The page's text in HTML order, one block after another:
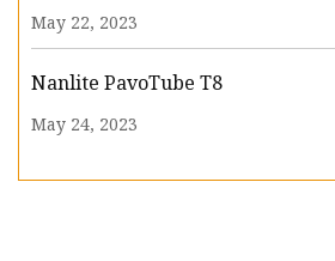
May 22, 2023
Nanlite PavoTube T8
May 24, 2023